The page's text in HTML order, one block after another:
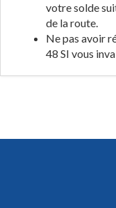
votre solde
de la route.
Ne pas avoir
48 SI vous